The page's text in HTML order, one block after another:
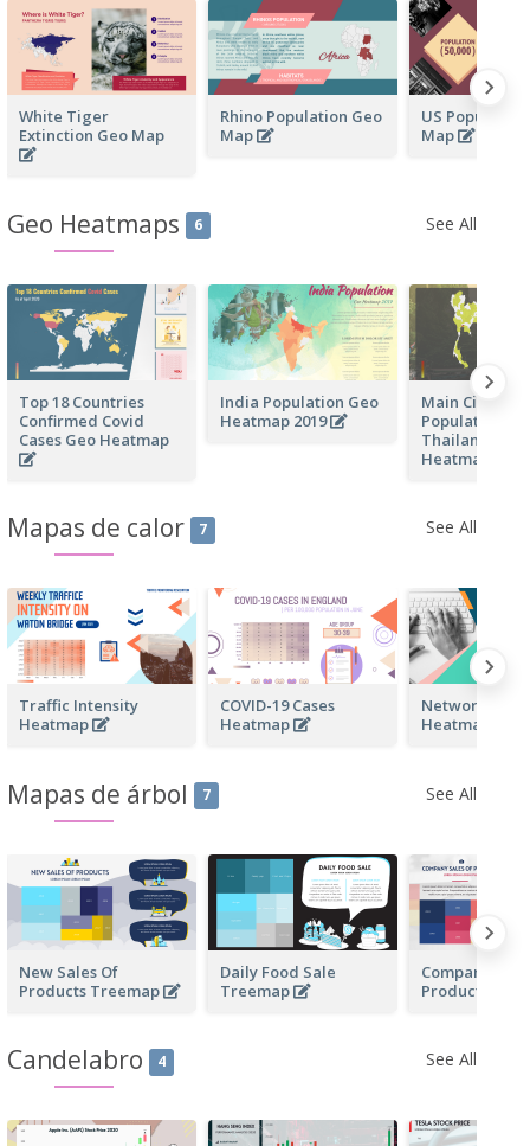
White Tiger
Extinction Geo Map
Rhino Population Geo
Map
US
Map
Geo Heatmaps 6 See All
Top 18 Countries
Confirmed Covid
Cases Geo Heatmap
India Population Geo
Heatmap 2019
Main Cities by
Population in
Thailand Geo
Heatmap
Mapas de calor 7 See All
Traffic Intensity
Heatmap
COVID-19 Cases
Heatmap
Network
Heatmap
Mapas de árbol 7 See All
New Sales Of
Products Treemap
Daily Food Sale
Treemap
Company
Products
Candelabro 4 See All